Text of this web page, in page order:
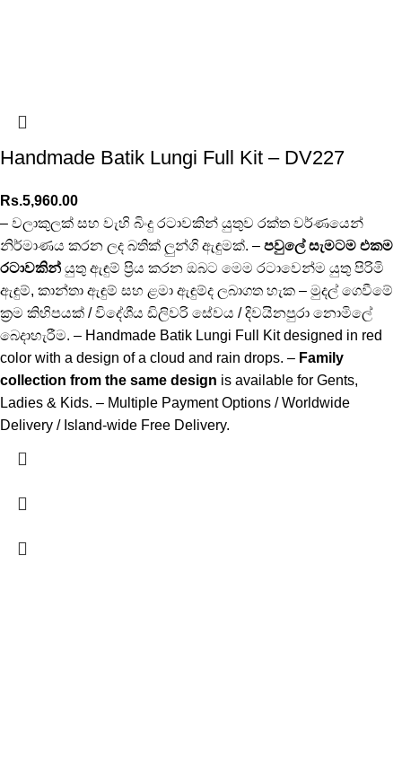
Handmade Batik Lungi Full Kit – DV227
Rs.5,960.00
– වලාකුලක් සහ වැහි බිංදු රටාවකින් යුතුව රක්ත වර්ණයෙන්
නිර්මාණය කරන ලද බතික් ලුන්ගි ඇඳුමක්. – පවුලේ සැමටම එකම
රටාවකින් යුතු ඇඳුම් ප්‍රිය කරන ඔබට මෙම රටාවෙන්ම යුතු පිරිමි
ඇඳුම්, කාන්තා ඇඳුම් සහ ළමා ඇඳුම්ද ලබාගත හැක – මුදල් ගෙවීමේ
ක්‍රම කිහිපයක් / විදේශීය ඩිලිවරි සේවය / දිවයිනපුරා නොමිලේ
බෙදාහැරීම. – Handmade Batik Lungi Full Kit designed in red
color with a design of a cloud and rain drops. – Family
collection from the same design is available for Gents,
Ladies & Kids. – Multiple Payment Options / Worldwide
Delivery / Island-wide Free Delivery.